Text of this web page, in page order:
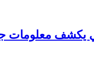
يكشف معلومات